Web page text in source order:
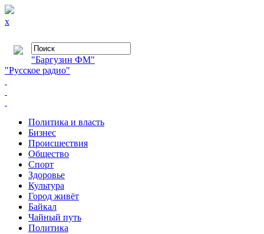
x
"Баргузин ФМ"
"Русское радио"
Политика и власть
Бизнес
Происшествия
Общество
Cпорт
Здоровье
Культура
Город живёт
Байкал
Чайный путь
Политика